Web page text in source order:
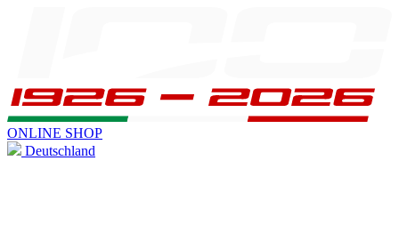
ONLINE SHOP
Deutschland